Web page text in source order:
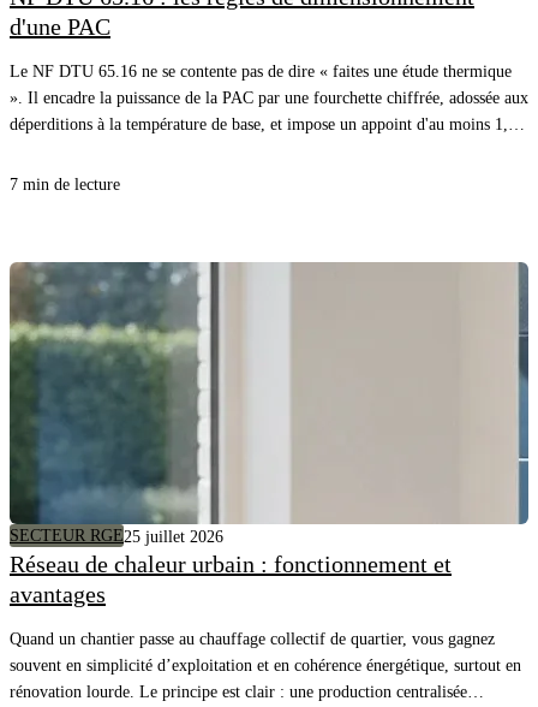
d'une PAC
Le NF DTU 65.16 ne se contente pas de dire « faites une étude thermique
». Il encadre la puissance de la PAC par une fourchette chiffrée, adossée aux
déperditions à la température de base, et impose un appoint d'au moins 1,2
chiffré du DTU lui-même.
7 min de lecture
SECTEUR RGE25 juillet 2026
Réseau de chaleur urbain : fonctionnement et
avantages
Quand un chantier passe au chauffage collectif de quartier, vous gagnez
souvent en simplicité d’exploitation et en cohérence énergétique, surtout en
rénovation lourde. Le principe est clair : une production centralisée